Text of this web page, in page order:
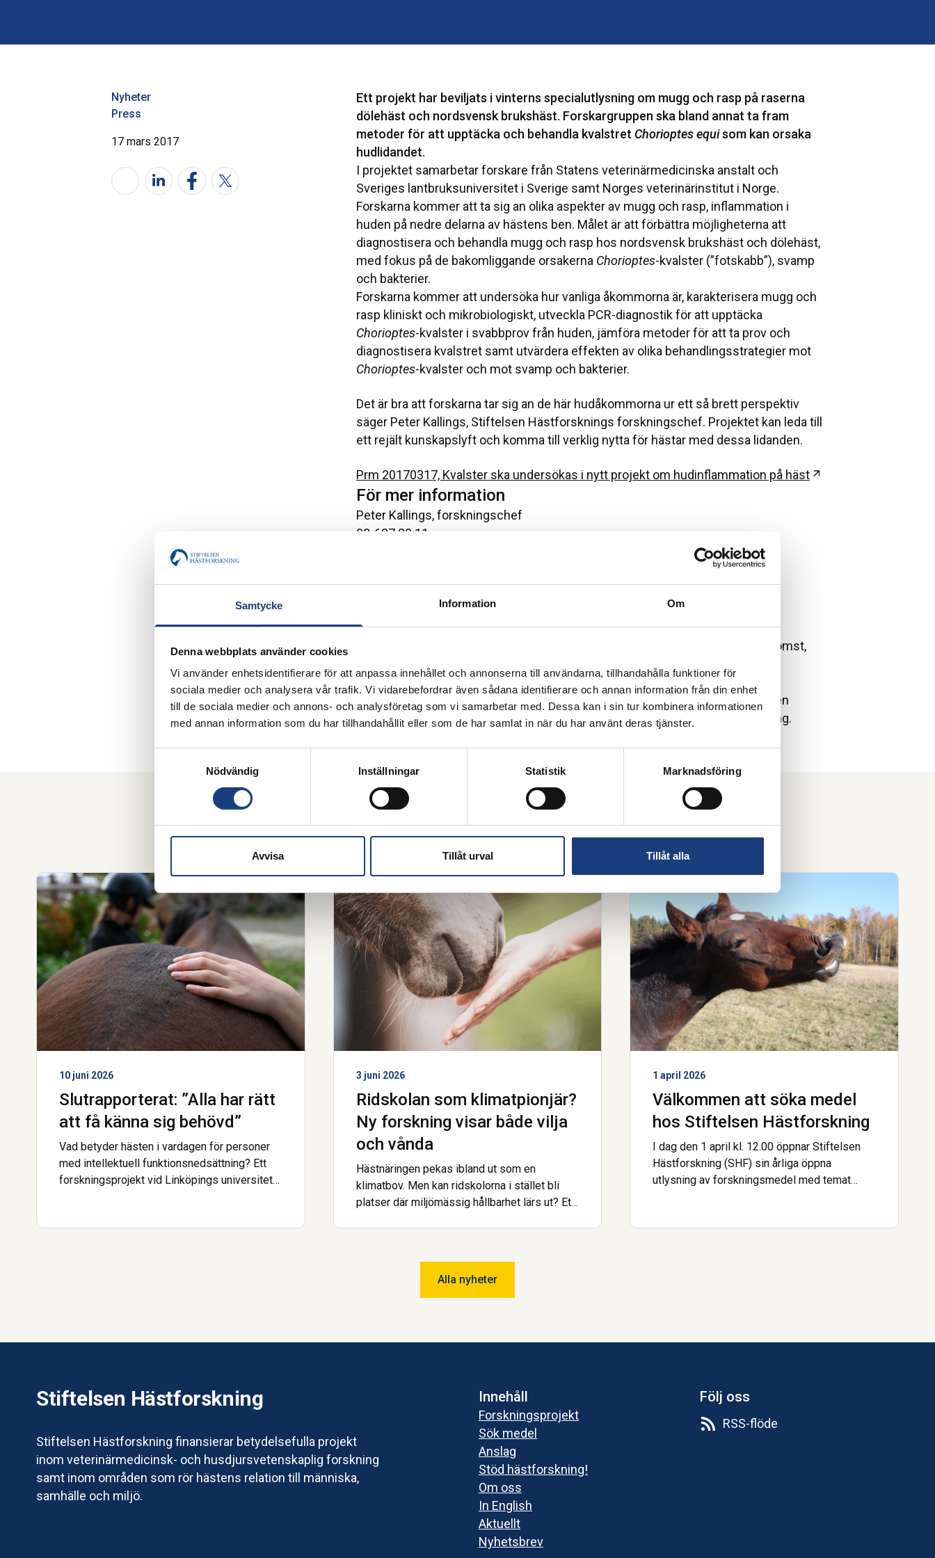
Samtycke Information Om
Denna webbplats använder cookies
Vi använder enhetsidentifierare för att anpassa innehållet och annonserna till användarna, tillhandahålla funktioner för
sociala medier och analysera vår trafik. Vi vidarebefordrar även sådana identifierare och annan information från din enhet
till de sociala medier och annons- och analysföretag som vi samarbetar med. Dessa kan i sin tur kombinera informationen
med annan information som du har tillhandahållit eller som de har samlat in när du har använt deras tjänster.
Nödvändig
Inställningar Statistik Marknadsföring
Avvisa Tillåt urval Tillåt alla
Nyheter
Press
17 mars 2017
Ett projekt har beviljats i vinterns specialutlysning om mugg och rasp på raserna
dölehäst och nordsvensk brukshäst. Forskargruppen ska bland annat ta fram
metoder för att upptäcka och behandla kvalstret Chorioptes equisom kan orsaka
hudlidandet.
I projektet samarbetar forskare från Statens veterinärmedicinska anstalt och
Sveriges lantbruksuniversitet i Sverige samt Norges veterinärinstitut i Norge.
Forskarna kommer att ta sig an olika aspekter av mugg och rasp, inflammation i
huden på nedre delarna av hästens ben. Målet är att förbättra möjligheterna att
diagnostisera och behandla mugg och rasp hos nordsvensk brukshäst och dölehäst,
med fokus på de bakomliggande orsakerna Chorioptes-kvalster (”fotskabb”), svamp
och bakterier.
Forskarna kommer att undersöka hur vanliga åkommorna är, karakterisera mugg och
rasp kliniskt och mikrobiologiskt, utveckla PCR-diagnostik för att upptäcka
Chorioptes-kvalster i svabbprov från huden, jämföra metoder för att ta prov och
diagnostisera kvalstret samt utvärdera effekten av olika behandlingsstrategier mot
Chorioptes-kvalster och mot svamp och bakterier.
Det är bra att forskarna tar sig an de här hudåkommorna ur ett så brett perspektiv
säger Peter Kallings, Stiftelsen Hästforsknings forskningschef. Projektet kan leda till
ett rejält kunskapslyft och komma till verklig nytta för hästar med dessa lidanden.
Prm 20170317, Kvalster ska undersökas i nytt projekt om hudinflammation på häst
För mer information
Peter Kallings, forskningschef
08-627 20 11
0705-49 74 15
christian.nyren@lantbruksforskning.se
Fakta
Projektet ”Mugg och rasp på dölehästar och nordsvenska brukshästar: förekomst,
Huvudsökande är Giulio Grandi, SVA och Ida Skaar, Norges veterinärinstitut.
Utlysningen finansieras till lika delar av Landslaget for Dølahest och Föreningen
Nordsvenska Hästen, beredningsarbetet bekostas av Stiftelsen Hästforskning.
Mer från Stiftelsen Hästforskning
10 juni 2026
Slutrapporterat: ”Alla har rätt
att få känna sig behövd”
Vad betyder hästen i vardagen för personer
med intellektuell funktionsnedsättning? Ett
forskningsprojekt vid Linköpings universitet
öppna dörren till delaktighet och en känsla av
3 juni 2026
Ridskolan som klimatpionjär?
Ny forskning visar både vilja
och vånda
Hästnäringen pekas ibland ut som en
klimatbov. Men kan ridskolorna i stället bli
platser där miljömässig hållbarhet lärs ut? Ett
gå från ord till handling.
1 april 2026
Välkommen att söka medel
hos Stiftelsen Hästforskning
I dag den 1 april kl. 12.00 öppnar Stiftelsen
Hästforskning (SHF) sin årliga öppna
utlysning av forskningsmedel med temat
Alla nyheter
Stiftelsen Hästforskning
Stiftelsen Hästforskning finansierar betydelsefulla projekt
inom veterinärmedicinsk- och husdjursvetenskaplig forskning
samt inom områden som rör hästens relation till människa,
samhälle och miljö.
Innehåll
Forskningsprojekt
Sök medel
Anslag
Stöd hästforskning!
Om oss
In English
Aktuellt
Nyhetsbrev
Följ oss
RSS-flöde